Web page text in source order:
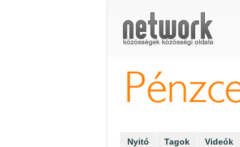
Nyitó Tagok Videók